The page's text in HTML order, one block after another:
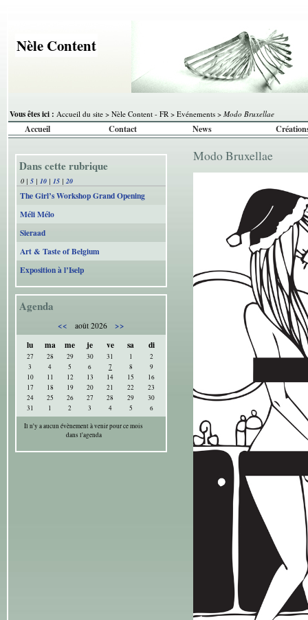
Nèle Content
Vous êtes ici : Accueil du site > Nèle Content - FR > Evénements > Modo Bruxellae
Accueil Contact News
Dans cette rubrique
0 | 5 | 10 | 15 | 20
The Girl’s Workshop Grand Opening
Méli Mélo
Sieraad
Art & Taste of Belgium
Exposition à l’Iselp
Agenda
<< août 2026
>>
lu
ma me je ve sa di
27 28 29 30 31 1
2
3
4 5 6 7 8
9
10
11 12 13 14 15
16
17
18 19 20 21 22
23
24
25 26 27 28 29
30
31
1 2 3 4 5
6
Il n'y a aucun évènement à venir pour ce mois
dans l'agenda
Modo Bruxellae